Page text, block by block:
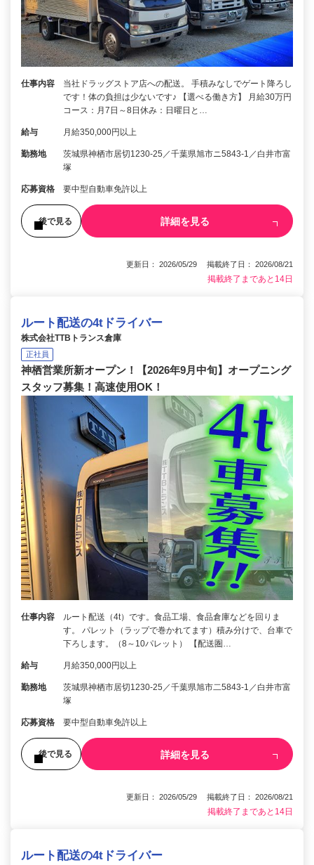
仕事内容
当社ドラッグストア店への配送。 手積みなしでゲート降ろし
です！体の負担は少ないです♪ 【選べる働き方】 月給30万円
コース：月7日～8日休み：日曜日と…
給与 月給350,000円以上
勤務地
茨城県神栖市居切1230‐25／千葉県旭市ニ5843‐1／白井市富
塚
応募資格 要中型自動車免許以上
後で見る 詳細を見る
更新日： 2026/05/29 掲載終了日： 2026/08/21
掲載終了まであと14日
ルート配送の4tドライバー
株式会社TTBトランス倉庫
正社員
神栖営業所新オープン！【2026年9月中旬】オープニング
スタッフ募集！高速使用OK！
仕事内容
ルート配送（4t）です。食品工場、食品倉庫などを回りま
す。 パレット（ラップで巻かれてます）積み分けで、台車で
下ろします。（8～10パレット） 【配送圏…
給与 月給350,000円以上
勤務地
茨城県神栖市居切1230‐25／千葉県旭市二5843-1／白井市富
塚
応募資格 要中型自動車免許以上
後で見る 詳細を見る
更新日： 2026/05/29 掲載終了日： 2026/08/21
掲載終了まであと14日
ルート配送の4tドライバー